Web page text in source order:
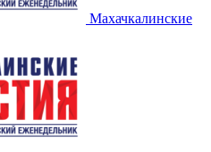
Махачкалинские